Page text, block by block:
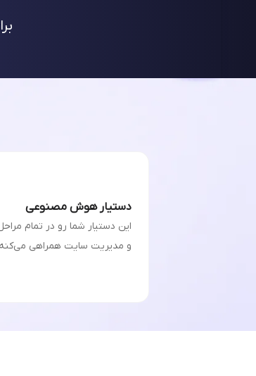
دستیار هوش مصنوعی
این دستیار شما رو در تمام
و مدیریت سایت همراهی